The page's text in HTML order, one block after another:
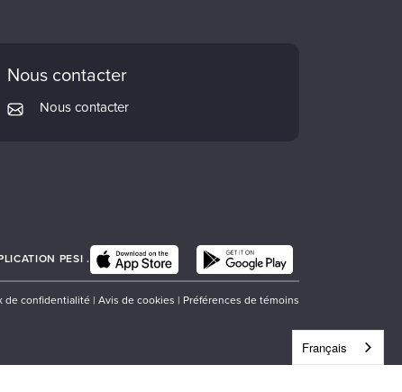
Nous contacter
Nous contacter
PESI .
de confidentialité | Avis de cookies | Préférences de témoins
Français